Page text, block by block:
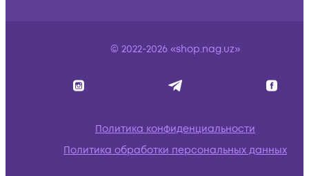
© 2022-2026 «shop.nag.uz»
Политика конфиденциальности
Политика обработки персональных данных